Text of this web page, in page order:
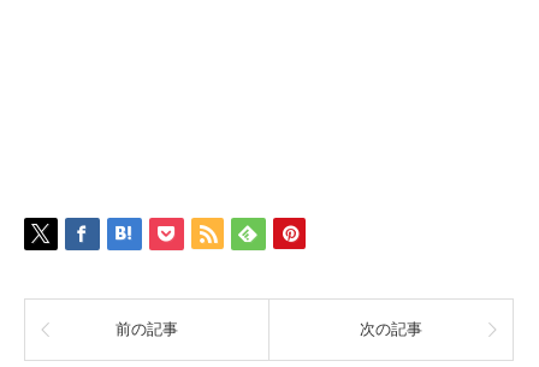
前の記事 次の記事